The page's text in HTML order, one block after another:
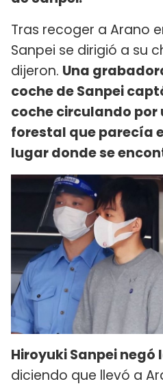
Tras recoger a Arano
Sanpei se dirigió a su
dijeron. Una
coche de Sanpei
coche circulando
forestal que parecía
lugar donde se
Hiroyuki Sanpei
diciendo que llevó a